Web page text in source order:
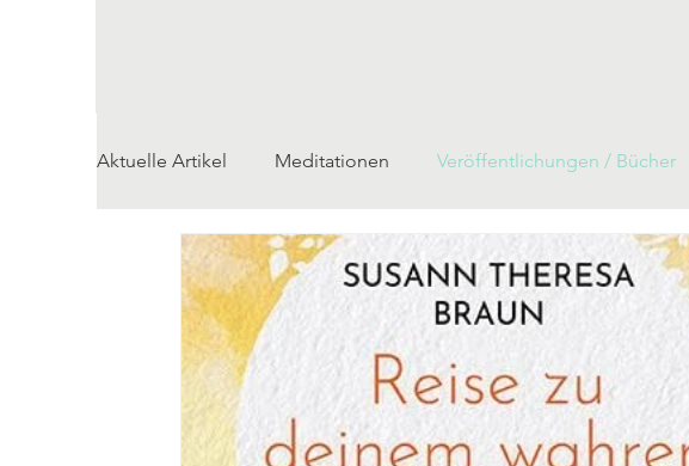
Aktuelle Artikel Meditationen Veröffentlichungen / Bücher